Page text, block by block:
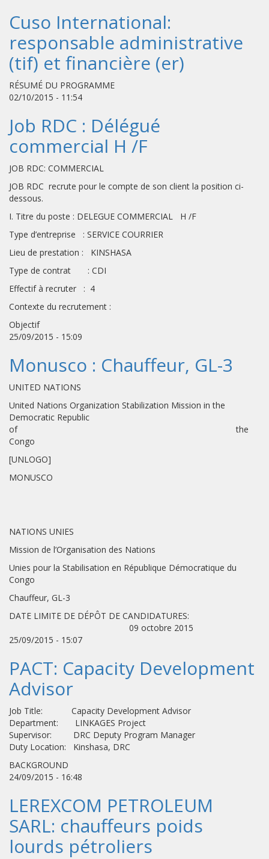
Cuso International:
responsable administrative
(tif) et financière (er)
RÉSUMÉ DU PROGRAMME
02/10/2015 - 11:54
Job RDC : Délégué
commercial H /F
JOB RDC: COMMERCIAL
JOB RDC recrute pour le compte de son client la position ci-
dessous.
I. Titre du poste : DELEGUE COMMERCIAL H /F
Type d’entreprise : SERVICE COURRIER
Lieu de prestation : KINSHASA
Type de contrat : CDI
Effectif à recruter : 4
Contexte du recrutement :
Objectif
25/09/2015 - 15:09
Monusco : Chauffeur, GL-3
UNITED NATIONS
United Nations Organization Stabilization Mission in the
Democratic Republic
of the
Congo
[UNLOGO]
MONUSCO
NATIONS UNIES
Mission de l’Organisation des Nations
Unies pour la Stabilisation en République Démocratique du
Congo
Chauffeur, GL-3
DATE LIMITE DE DÉPÔT DE CANDIDATURES:
09 octobre 2015
25/09/2015 - 15:07
PACT: Capacity Development
Advisor
Job Title: Capacity Development Advisor
Department: LINKAGES Project
Supervisor: DRC Deputy Program Manager
Duty Location: Kinshasa, DRC
BACKGROUND
24/09/2015 - 16:48
LEREXCOM PETROLEUM
SARL: chauffeurs poids
lourds pétroliers